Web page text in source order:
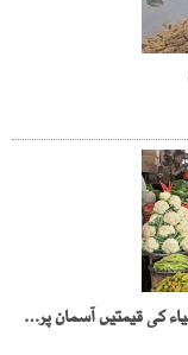
عیدالاضحی سے قبل مہنگائی کاجن قابوسے باہر،اشیاء کی قیمتیں آسمان پرجاپہنچیں